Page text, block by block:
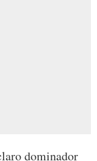
dominador